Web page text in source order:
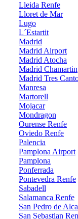
Lleida Renfe
Lloret de Mar
Lugo
L´Estartit
Madrid
Madrid Airport
Madrid Atocha
Madrid Chamartin
Madrid Tres
Manresa
Martorell
Mojacar
Mondragon
Ourense Renfe
Oviedo Renfe
Palencia
Pamplona Airport
Pamplona
Ponferrada
Pontevedra Renfe
Sabadell
Salamanca Renfe
San Pedro de
San Sebastian